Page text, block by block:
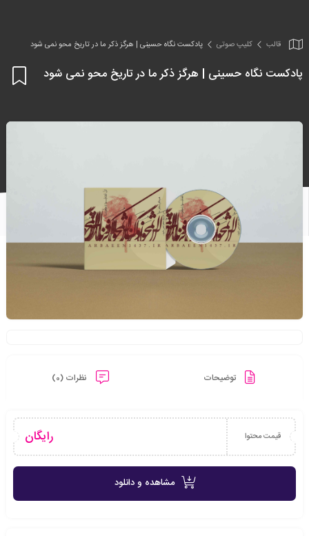
قالب کلیپ صوتی پادکست نگاه حسینی | هرگز ذکر ما در تاریخ محو نمی شود
پادکست نگاه حسینی | هرگز ذکر ما در تاریخ محو نمی شود
توضیحات نظرات (0)
قیمت محتوا رایگان
مشاهده و دانلود